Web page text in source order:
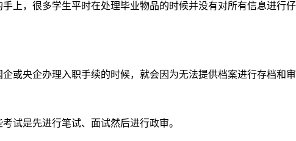
上，很多学生平时在处理毕业物品的时候并没有对所有信息进行
或央企办理入职手续的时候，就会因为无法提供档案进行存档和
试是先进行笔试、面试然后进行政审。